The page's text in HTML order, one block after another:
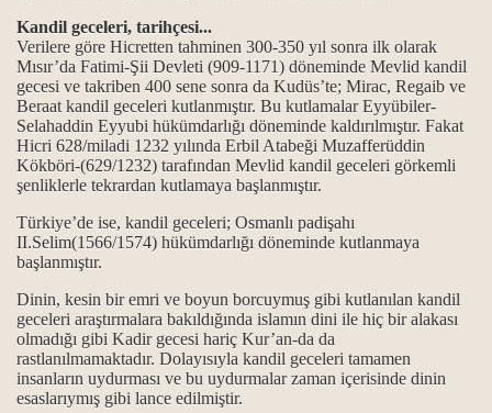
Kandil geceleri, tarihçesi...
Verilere göre Hicretten tahminen 300-350 yıl sonra ilk olarak
Mısır’da Fatimi-Şii Devleti (909-1171) döneminde Mevlid kandil
gecesi ve takriben 400 sene sonra da Kudüs’te; Mirac, Regaib ve
Beraat kandil geceleri kutlanmıştır. Bu kutlamalar Eyyübiler-
Selahaddin Eyyubi hükümdarlığı döneminde kaldırılmıştır. Fakat
Hicri 628/miladi 1232 yılında Erbil Atabeği Muzafferüddin
Kökböri-(629/1232) tarafından Mevlid kandil geceleri görkemli
şenliklerle tekrardan kutlamaya başlanmıştır.
Türkiye’de ise, kandil geceleri; Osmanlı padişahı
II.Selim(1566/1574) hükümdarlığı döneminde kutlanmaya
başlanmıştır.
Dinin, kesin bir emri ve boyun borcuymuş gibi kutlanılan kandil
geceleri araştırmalara bakıldığında islamın dini ile hiç bir alakası
olmadığı gibi Kadir gecesi hariç Kur’an-da da
rastlanılmamaktadır. Dolayısıyla kandil geceleri tamamen
insanların uydurması ve bu uydurmalar zaman içerisinde dinin
esaslarıymış gibi lance edilmiştir.
yeri var mıdır?